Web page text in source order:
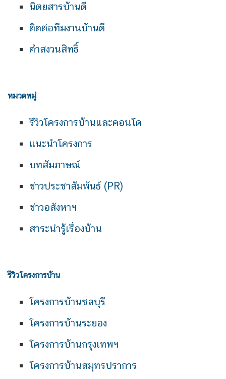
นิตยสารบ้านดี
ติดต่อทีมงานบ้านดี
คำสงวนสิทธิ์
หมวดหมู่
รีวิวโครงการบ้านและคอนโด
แนะนำโครงการ
บทสัมภาษณ์
ข่าวประชาสัมพันธ์ (PR)
ข่าวอสังหาฯ
สาระน่ารู้เรื่องบ้าน
รีวิวโครงการบ้าน
โครงการบ้านชลบุรี
โครงการบ้านระยอง
โครงการบ้านกรุงเทพฯ
โครงการบ้านสมุทรปราการ